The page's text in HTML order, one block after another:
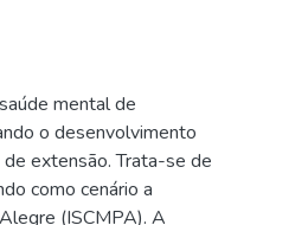
mental de
o desenvolvimento
extensão. Trata-se de
como cenário a
(ISCMPA). A